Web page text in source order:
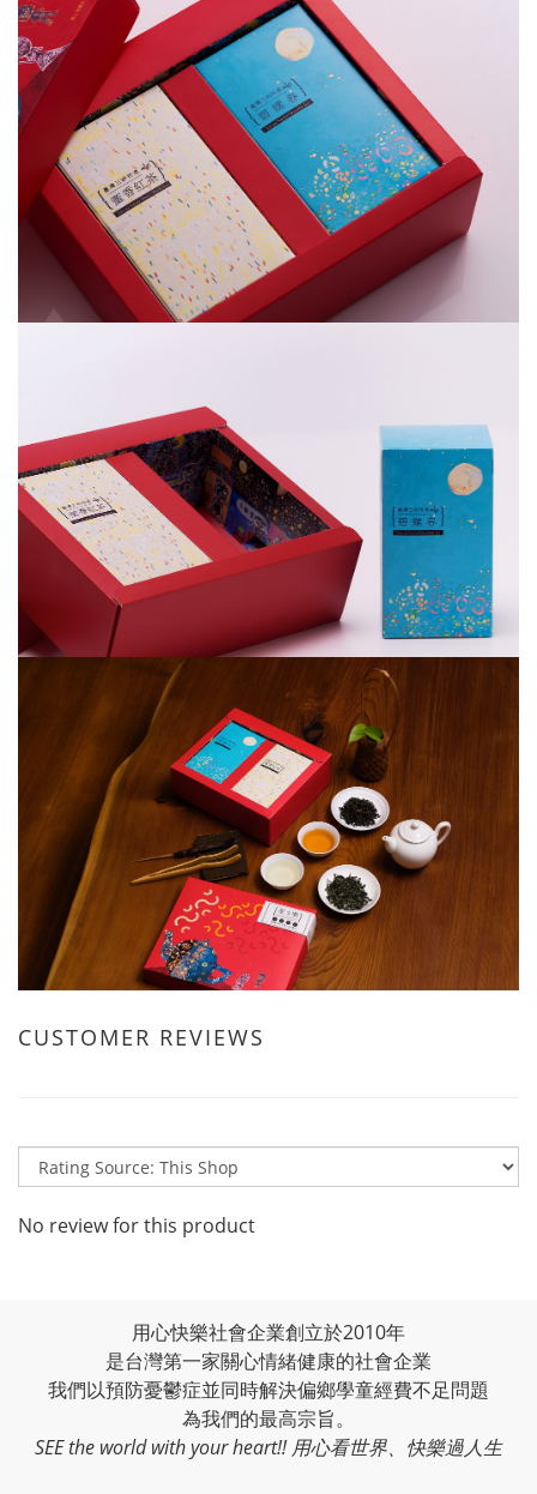
CUSTOMER REVIEWS
No review for this product
用心快樂社會企業創立於2010年
是台灣第一家關心情緒健康的社會企業
我們以預防憂鬱症並同時解決偏鄉學童經費不足問題
為我們的最高宗旨。
SEE the world with your heart!! 用心看世界、快樂過人生